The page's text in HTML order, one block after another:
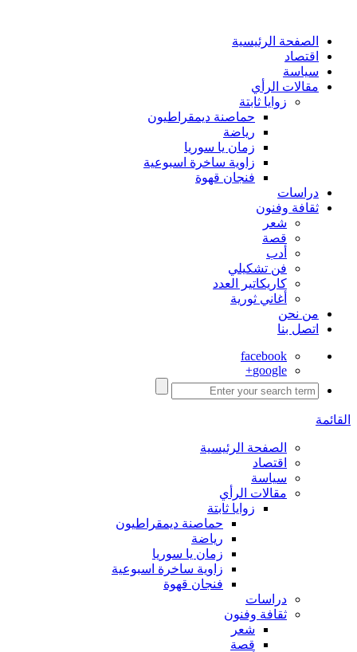
الصفحة الرئيسية
اقتصاد
سياسة
مقالات الرأي
زوايا ثابتة
حماصنة ديمقراطيون
رياضة
زمان يا سوريا
زاوية ساخرة اسبوعية
فنجان قهوة
دراسات
ثقافة وفنون
شعر
قصة
أدب
فن تشكيلي
كاريكاتير العدد
أغاني ثورية
من نحن
اتصل بنا
facebook
google+
القائمة
الصفحة الرئيسية
اقتصاد
سياسة
مقالات الرأي
زوايا ثابتة
حماصنة ديمقراطيون
رياضة
زمان يا سوريا
زاوية ساخرة اسبوعية
فنجان قهوة
دراسات
ثقافة وفنون
شعر
قصة